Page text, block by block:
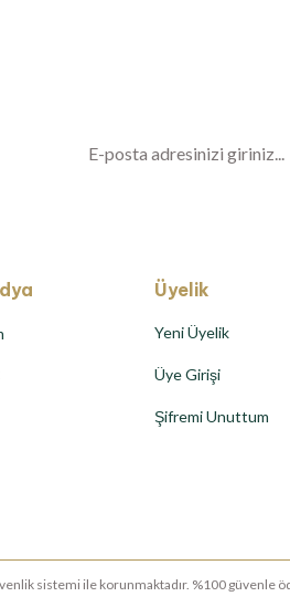
Üyelik
Yeni Üyelik
Üye Girişi
Şifremi Unuttum
sistemi ile korunmaktadır. %100 güvenle